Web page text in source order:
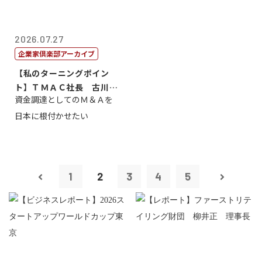
2026.07.27
企業家倶楽部アーカイブ
【私のターニングポイン
ト】ＴＭＡＣ社長 古川英
一
資金調達としてのＭ＆Ａを
日本に根付かせたい
1 2 3 4 5